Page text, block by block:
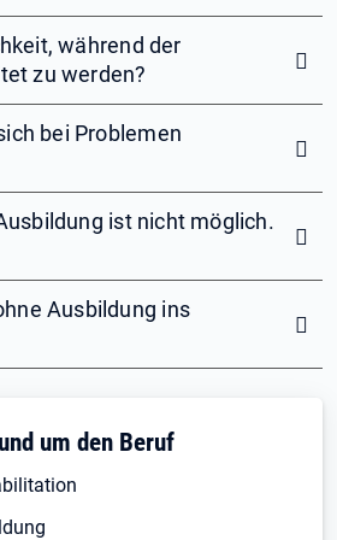
während der
zu werden?
bei Problemen
ist nicht möglich.
Ausbildung ins
um den Beruf